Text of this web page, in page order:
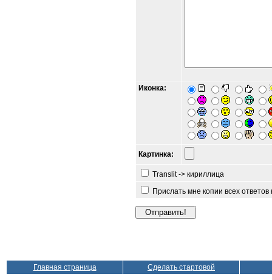
Иконка:
Картинка:
Translit -> кириллица
Прислать мне копии всех
Главная страница Сделать стартовой